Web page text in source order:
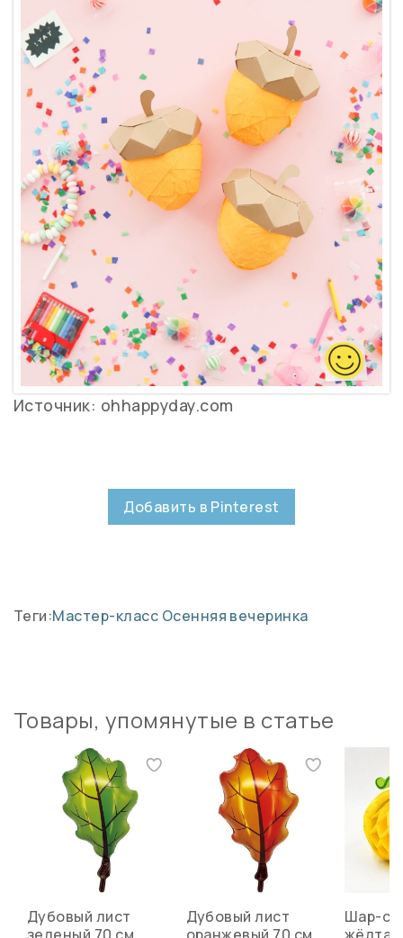
Источник: ohhappyday.com
Добавить в Pinterest
Теги:Мастер-класс Осенняя вечеринка
Товары, упомянутые в статье
Дубовый лист
зеленый 70 см
Дубовый лист
оранжевый 70 см
Шар-